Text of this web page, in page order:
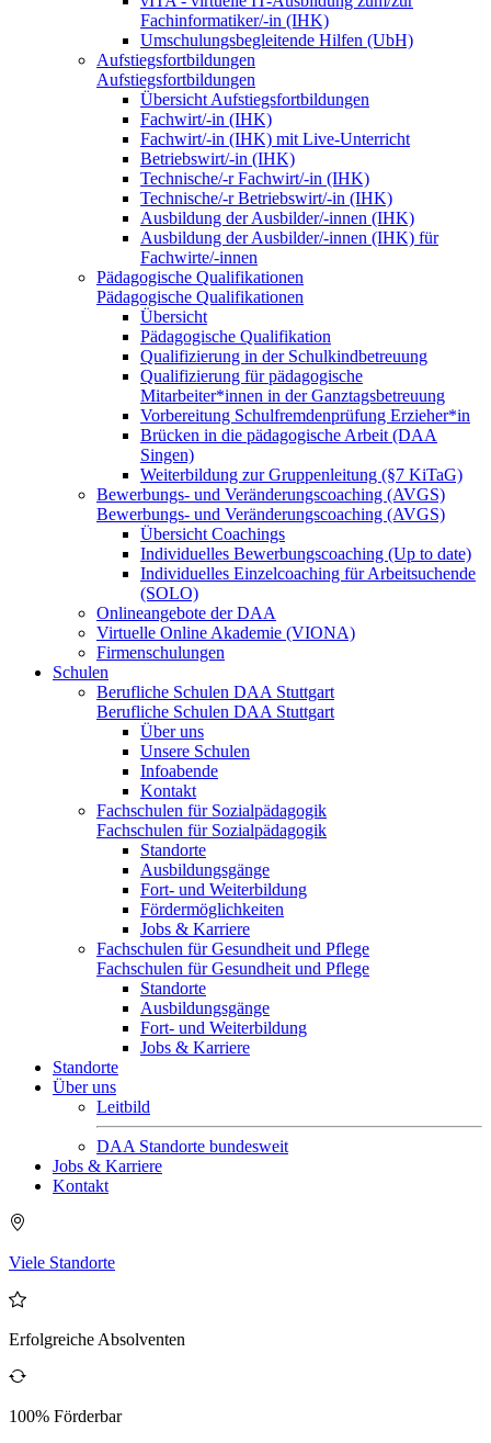
Fachinformatiker/-in (IHK)
Umschulungsbegleitende Hilfen (UbH)
Aufstiegsfortbildungen
Aufstiegsfortbildungen
Übersicht Aufstiegsfortbildungen
Fachwirt/-in (IHK)
Fachwirt/-in (IHK) mit Live-Unterricht
Betriebswirt/-in (IHK)
Technische/-r Fachwirt/-in (IHK)
Technische/-r Betriebswirt/-in (IHK)
Ausbildung der Ausbilder/-innen (IHK)
Ausbildung der Ausbilder/-innen (IHK) für
Fachwirte/-innen
Pädagogische Qualifikationen
Pädagogische Qualifikationen
Übersicht
Pädagogische Qualifikation
Qualifizierung in der Schulkindbetreuung
Qualifizierung für pädagogische
Mitarbeiter*innen in der Ganztagsbetreuung
Vorbereitung Schulfremdenprüfung Erzieher*in
Brücken in die pädagogische Arbeit (DAA
Singen)
Weiterbildung zur Gruppenleitung (§7 KiTaG)
Bewerbungs- und Veränderungscoaching (AVGS)
Bewerbungs- und Veränderungscoaching (AVGS)
Übersicht Coachings
Individuelles Bewerbungscoaching (Up to date)
Individuelles Einzelcoaching für Arbeitsuchende
(SOLO)
Onlineangebote der DAA
Virtuelle Online Akademie (VIONA)
Firmenschulungen
Schulen
Berufliche Schulen DAA Stuttgart
Berufliche Schulen DAA Stuttgart
Über uns
Unsere Schulen
Infoabende
Kontakt
Fachschulen für Sozialpädagogik
Fachschulen für Sozialpädagogik
Standorte
Ausbildungsgänge
Fort- und Weiterbildung
Fördermöglichkeiten
Jobs & Karriere
Fachschulen für Gesundheit und Pflege
Fachschulen für Gesundheit und Pflege
Standorte
Ausbildungsgänge
Fort- und Weiterbildung
Jobs & Karriere
Standorte
Über uns
Leitbild
DAA Standorte bundesweit
Jobs & Karriere
Kontakt
Viele Standorte
Erfolgreiche Absolventen
100% Förderbar